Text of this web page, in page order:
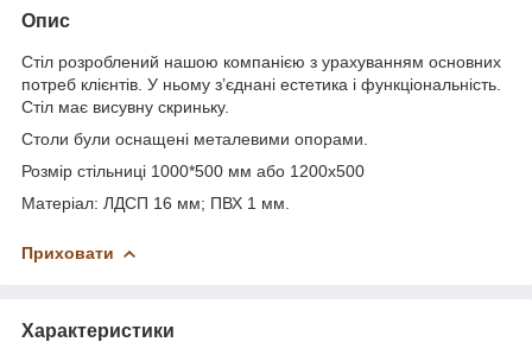
Опис
Стіл розроблений нашою компанією з урахуванням основних
потреб клієнтів. У ньому з’єднані естетика і функціональність.
Стіл має висувну скриньку.
Столи були оснащені металевими опорами.
Розмір стільниці 1000*500 мм або 1200х500
Матеріал: ЛДСП 16 мм; ПВХ 1 мм.
Приховати
Характеристики